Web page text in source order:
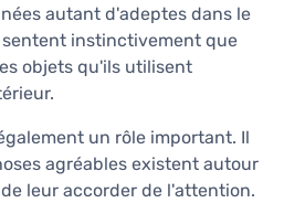
autant d'adeptes dans le
sentent instinctivement que
objets qu'ils utilisent
un rôle important. Il
agréables existent autour
leur accorder de l'attention.